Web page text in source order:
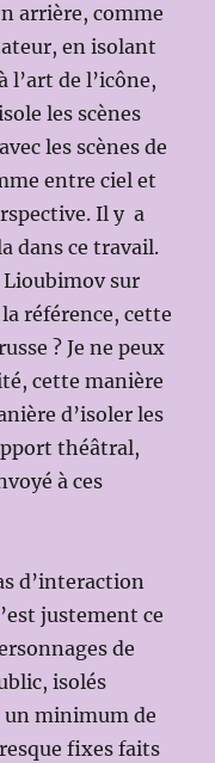
arrière, comme
en isolant
l’art de l’icône,
les scènes
les scènes de
entre ciel et
Il y a
dans ce travail.
Lioubimov sur
référence, cette
? Je ne peux
cette manière
d’isoler les
théâtral,
à ces
d’interaction
justement ce
de
isolés
un minimum de
fixes faits